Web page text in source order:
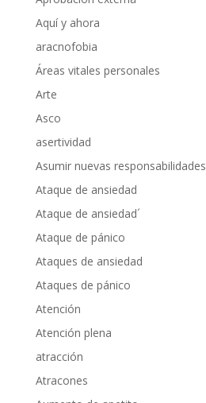
Aquí y ahora
aracnofobia
Áreas vitales personales
Arte
Asco
asertividad
Asumir nuevas responsabilidades
Ataque de ansiedad
Ataque de ansiedad´
Ataque de pánico
Ataques de ansiedad
Ataques de pánico
Atención
Atención plena
atracción
Atracones